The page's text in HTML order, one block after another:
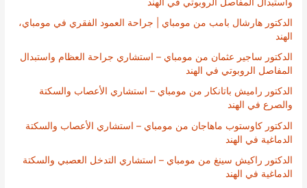
الدكتور هارشال بامب من مومباي | جراحة العمود الفقري في مومباي،
الهند
الدكتور ساجير عثمان من مومباي – استشاري جراحة العظام واستبدال
المفاصل الروبوتي في الهند
الدكتور راميش باتانكار من مومباي – استشاري الأعصاب والسكتة
والصرع في الهند
الدكتور كاوستوب ماهاجان من مومباي – استشاري الأعصاب والسكتة
الدماغية في الهند
الدكتور راكيش سينغ من مومباي – استشاري التدخل العصبي والسكتة
الدماغية في الهند